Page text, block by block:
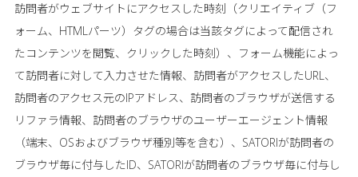
訪問者がウェブサイトにアクセスした時刻（クリエイティブ（フ
ォーム、HTMLパーツ）タグの場合は当該タグによって配信され
たコンテンツを閲覧、クリックした時刻）、フォーム機能によっ
て訪問者に対して入力させた情報、訪問者がアクセスしたURL、
訪問者のアクセス元のIPアドレス、訪問者のブラウザが送信する
リファラ情報、訪問者のブラウザのユーザーエージェント情報
（端末、OSおよびブラウザ種別等を含む）、SATORIが訪問者の
ブラウザ毎に付与したID、SATORIが訪問者のブラウザ毎に付与し